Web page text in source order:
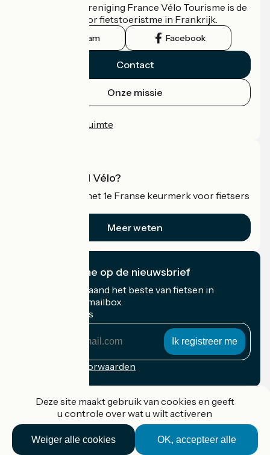
De nationale vereniging France Vélo Tourisme is de
officiële gids voor fietstoeristme in Frankrijk.
Instagram Facebook
Contact
Onze missie
Professionele ruimte
Wat is Accueil Vélo?
Accueil Vélo is het 1e Franse keurmerk voor fietsers
Meer weten
Ik abonneer me op de nieuwsbrief
Ontvang elke maand het beste van fietsen in
Frankrijk in uw mailbox.
Mijn e-mailadres
Inschrijvingsvoorwaarden
Accueil Vélo Pro
Deze site maakt gebruik van cookies en geeft
u controle over wat u wilt activeren
OK, accepteer alle
Weiger alle cookies